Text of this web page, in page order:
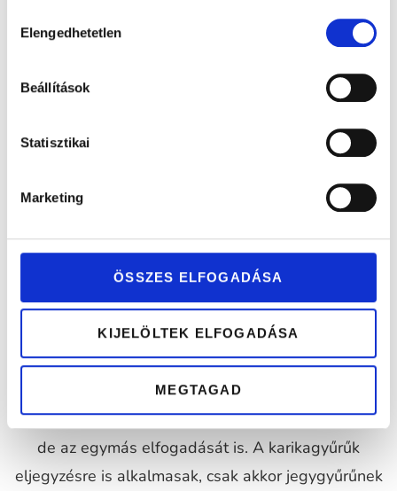
kiválasztása
Elengedhetetlen
Beállítások
Statisztikai
Marketing
ÖSSZES ELFOGADÁSA
KIJELÖLTEK ELFOGADÁSA
MEGTAGAD
Az esküvőn a karikagyűrű szimbolizálja az
összetartozást, szeretet, és az elköteleződést
egymás iránt. Több mint 1000 karikagyűrű közül
válogathatsz bemutatótermünkben vagy
terveztetheted meg elképzeléseidet. Választhattok
egyforma, de akár különböző karikagyűrűket is, mert
a gyűrű nem csak az összetartozást szimbolizálhatja,
de az egymás elfogadását is. A karikagyűrűk
eljegyzésre is alkalmasak, csak akkor jegygyűrűnek